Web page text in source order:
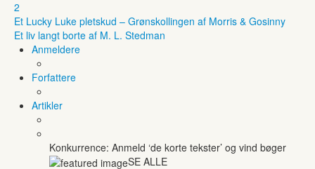
2
Et Lucky Luke pletskud – Grønskollingen af Morris & Gosinny
Et liv langt borte af M. L. Stedman
Anmeldere
Forfattere
Artikler
Konkurrence: Anmeld ‘de korte tekster’ og vind bøger
SE ALLE